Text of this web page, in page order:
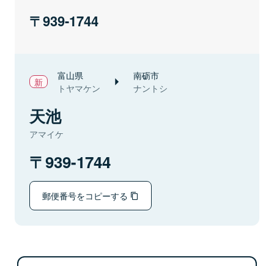
939-1744
富山県
トヤマケン
南砺市
ナントシ
天池
アマイケ
939-1744
郵便番号をコピーする